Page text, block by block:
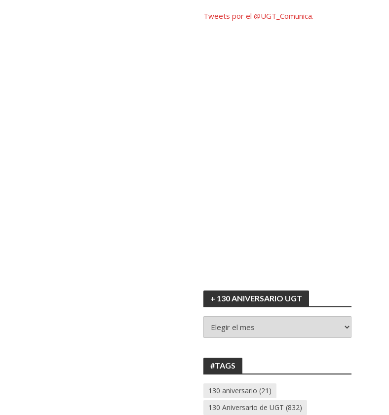
Tweets por el @UGT_Comunica.
+ 130 ANIVERSARIO UGT
130
#TAGS
130 aniversario (21)
130 Aniversario de UGT (832)